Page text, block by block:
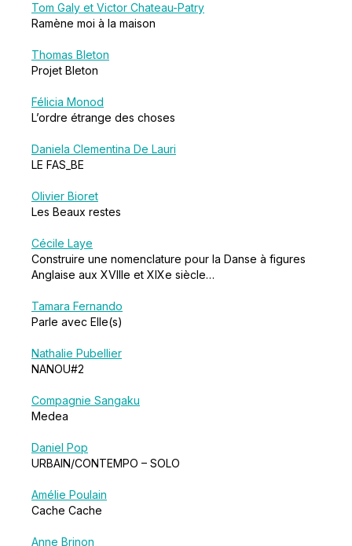
Tom Galy et Victor Chateau-Patry
Ramène moi à la maison
Thomas Bleton
Projet Bleton
Félicia Monod
L’ordre étrange des choses
Daniela Clementina De Lauri
LE FAS_BE
Olivier Bioret
Les Beaux restes
Cécile Laye
Construire une nomenclature pour la Danse à figures
Anglaise aux XVIIIe et XIXe siècle…
Tamara Fernando
Parle avec Elle(s)
Nathalie Pubellier
NANOU#2
Compagnie Sangaku
Medea
Daniel Pop
URBAIN/CONTEMPO – SOLO
Amélie Poulain
Cache Cache
Anne Brinon